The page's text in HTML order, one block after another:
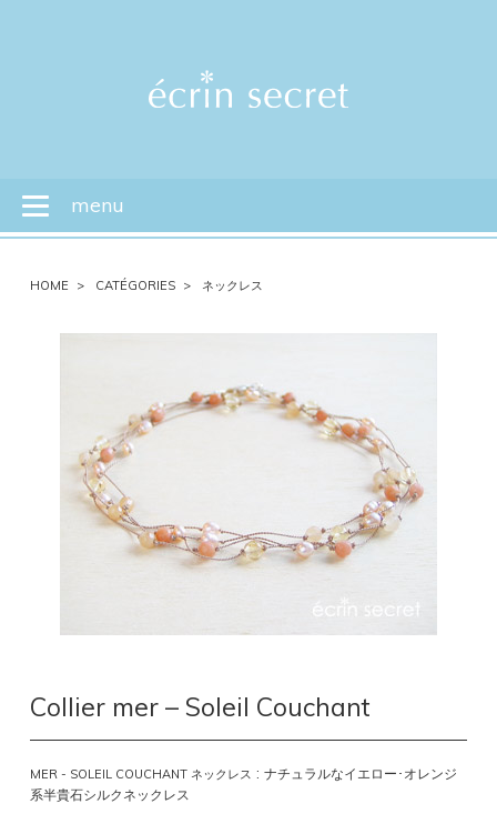
Toggle
navigation
menu
HOME CATÉGORIES ネックレス
Collier mer – Soleil Couchant
MER - SOLEIL COUCHANT ネックレス : ナチュラルなイエロー･オレンジ
系半貴石シルクネックレス